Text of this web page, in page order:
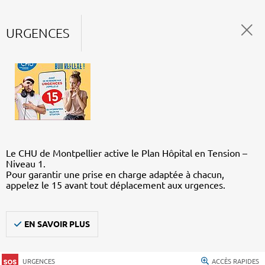
URGENCES
Le CHU de Montpellier active le Plan Hôpital en Tension –
Niveau 1.
Pour garantir une prise en charge adaptée à chacun,
appelez le 15 avant tout déplacement aux urgences.
EN SAVOIR PLUS
URGENCES ACCÈS RAPIDES